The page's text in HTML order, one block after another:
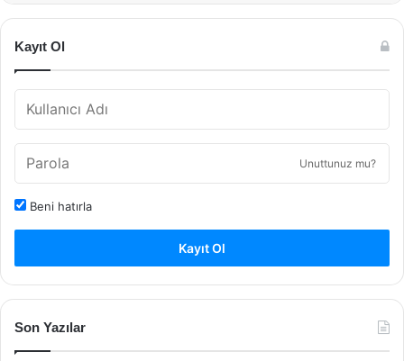
Kayıt Ol
Unuttunuz mu?
Beni hatırla
Kayıt Ol
Son Yazılar